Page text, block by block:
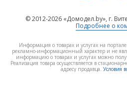
© 2012-2026 «Домодел.by», г.
Подробнее о
Информация о товарах и услугах на
рекламно-информационный характер и не
информацию о товарах и услугах можно
Реализация товара осуществляется в
адресу продавца. Условия